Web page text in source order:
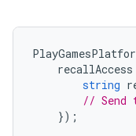
recallAccess
string
// Send
});